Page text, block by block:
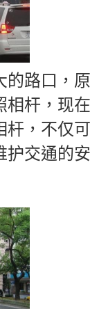
的路口，原
相杆，现在
，不仅可
护交通的安